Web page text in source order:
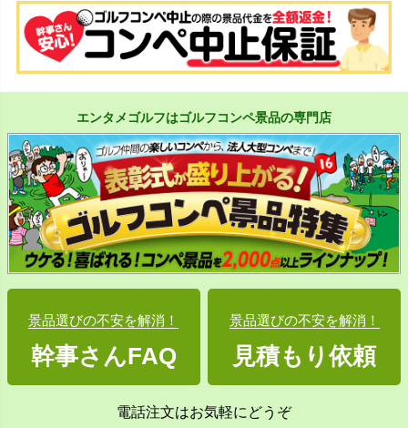
エンタメゴルフはゴルフコンペ景品の専門店
景品選びの不安を解消！
幹事さんFAQ
景品選びの不安を解消！
見積もり依頼
電話注文はお気軽にどうぞ